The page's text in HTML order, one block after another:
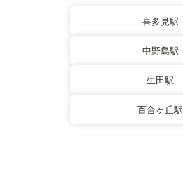
喜多見駅
中野島駅
生田駅
百合ヶ丘駅